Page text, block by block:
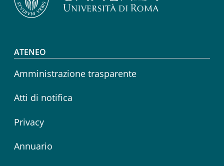
Footer menu
ATENEO
Amministrazione trasparente
Atti di notifica
Privacy
Annuario